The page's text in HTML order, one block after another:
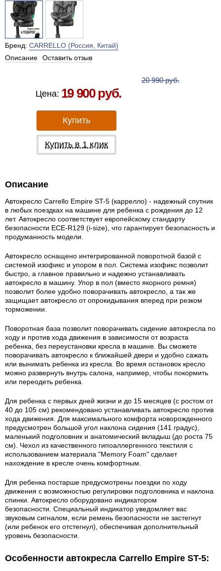
Бренд: CARRELLO (Россия, Китай)
Описание
Оставить отзыв
Цена: 19 900 руб.
20 990 руб.
Купить
Купить в 1 клик
Описание
Автокресло Carrello Empire ST-5 (каррелло) - надежный спутник
в любых поездках на машине для ребенка с рождения до 12
лет. Автокресло соответствует европейскому стандарту
безопасности ECE-R129 (i-size), что гарантирует безопасность и
продуманность модели.
Автокресло оснащено интегрированной поворотной базой с
системой изофикс и упором в пол. Система изофикс позволит
быстро, а главное правильно и надежно устанавливать
автокресло в машину. Упор в пол (вместо якорного ремня)
позволит более удобно поворачивать автокресло, а так же
защищает автокресло от опрокидывания вперед при резком
торможении.
Поворотная база позволит поворачивать сидение автокресла по
ходу и против хода движения в зависимости от возраста
ребенка, без переустановки кресла в машине. Вы сможете
поворачивать автокресло к ближайшей двери и удобно сажать
или вынимать ребенка из кресла. Во время остановок кресло
можно развернуть внутрь салона, например, чтобы покормить
или переодеть ребенка.
Для ребенка с первых дней жизни и до 15 месяцев (с ростом от
40 до 105 см) рекомендовано устанавливать автокресло против
хода движения. Для максимального комфорта новорожденного
предусмотрен большой угол наклона сидения (141 градус),
маленький подголовник и анатомический вкладыш (до роста 75
см). Чехол из качественного гипоаллергенного текстиля с
использованием материала "Memory Foam" сделает
нахождение в кресле очень комфортным.
Для ребенка постарше предусмотрены поездки по ходу
движения с возможностью регулировки подголовника и наклона
спинки. Автокресло оборудовано индикатором
безопасности. Специальный индикатор уведомляет вас
звуковым сигналом, если ремень безопасности не застегнут
(или ребенок его отстегнул), обеспечивая дополнительный
уровень безопасности.
Особенности автокресла Carrello Empire ST-5: